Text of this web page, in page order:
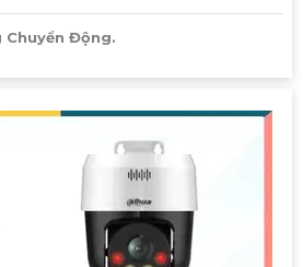
Chuyển Động.